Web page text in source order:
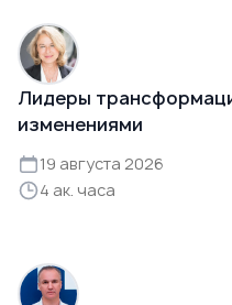
Лидеры
изменениями
19 августа 2026
4 ак. часа